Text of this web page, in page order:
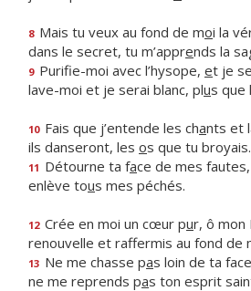
8 Mais tu veux au fond de moi la
dans le secret, tu m’apprends la
9 Purifie-moi avec l’hysope, et je
lave-moi et je serai blanc, plus que
10 Fais que j’entende les chants et
ils danseront, les os que tu broyais.
11 Détourne ta face de mes fautes,
enlève tous mes péchés.
12 Crée en moi un cœur pur, ô mon
renouvelle et raffermis au fond de
13 Ne me chasse pas loin de ta
ne me reprends pas ton esprit